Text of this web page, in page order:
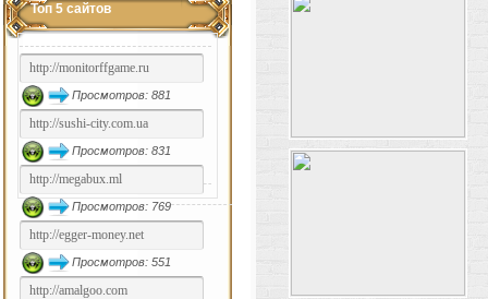
Топ 5 сайтов
Просмотров: 881
Просмотров: 831
Просмотров: 769
Просмотров: 551